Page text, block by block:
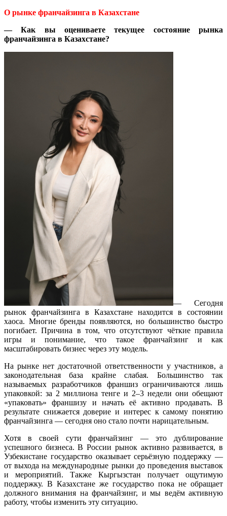
О рынке франчайзинга в Казахстане
— Как вы оцениваете текущее состояние рынка
франчайзинга в Казахстане?
— Сегодня
рынок франчайзинга в Казахстане находится в состоянии
хаоса. Многие бренды появляются, но большинство быстро
погибает. Причина в том, что отсутствуют чёткие правила
игры и понимание, что такое франчайзинг и как
масштабировать бизнес через эту модель.
На рынке нет достаточной ответственности у участников, а
законодательная база крайне слабая. Большинство так
называемых разработчиков франшиз ограничиваются лишь
упаковкой: за 2 миллиона тенге и 2–3 недели они обещают
«упаковать» франшизу и начать её активно продавать. В
результате снижается доверие и интерес к самому понятию
франчайзинга — сегодня оно стало почти нарицательным.
Хотя в своей сути франчайзинг — это дублирование
успешного бизнеса. В России рынок активно развивается, в
Узбекистане государство оказывает серьёзную поддержку —
от выхода на международные рынки до проведения выставок
и мероприятий. Также Кыргызстан получает ощутимую
поддержку. В Казахстане же государство пока не обращает
должного внимания на франчайзинг, и мы ведём активную
работу, чтобы изменить эту ситуацию.